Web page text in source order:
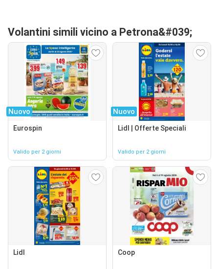
Volantini simili vicino a Petrona&#039;
Nuovo
Eurospin
Valido per 2 giorni
Nuovo
Lidl | Offerte Speciali
Valido per 2 giorni
Lidl Coop